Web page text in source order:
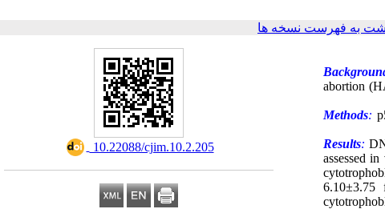
به فهرست نسخه ها
‎ 10.22088/cjim.10.2.205
abortion
Methods:
Results:
assessed